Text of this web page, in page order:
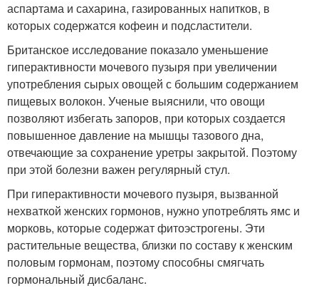
аспартама и сахарина, газированных напитков, в
которых содержатся кофеин и подсластители.
Британское исследование показало уменьшение
гиперактивности мочевого пузыря при увеличении
употребления сырых овощей с большим содержанием
пищевых волокон. Ученые выяснили, что овощи
позволяют избегать запоров, при которых создается
повышенное давление на мышцы тазового дна,
отвечающие за сохранение уретры закрытой. Поэтому
при этой болезни важен регулярный стул.
При гиперактивности мочевого пузыря, вызванной
нехваткой женских гормонов, нужно употреблять ямс и
морковь, которые содержат фитоэстрогены. Эти
растительные вещества, близки по составу к женским
половым гормонам, поэтому способны смягчать
гормональный дисбаланс.